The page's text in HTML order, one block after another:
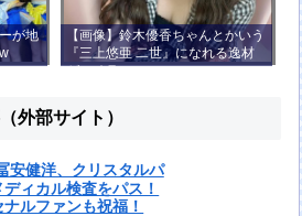
が地
【画像】鈴木優香ちゃんとかいう
『三上悠亜 二世』になれる逸材
がコチラ
外部サイト）
安健洋、クリスタルパ
ィカル検査をパス！
ルファンも祝福！